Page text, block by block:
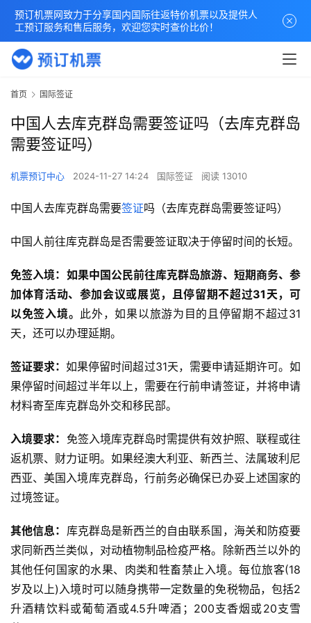
首页 国际签证
中国人去库克群岛需要签证吗（去库克群岛
需要签证吗）
机票预订中心 2024-11-27 14:24 国际签证 阅读 13010
中国人去库克群岛需要签证吗（去库克群岛需要签证吗）
‌免签入境‌：如果中国公民前往库克群岛旅游、短期商务、参
加体育活动、参加会议或展览，且停留期不超过31天，可
以免签入境。 此外，如果以旅游为目的且停留期不超过31
天，还可以办理延期‌。
‌签证要求‌：如果停留时间超过31天，需要申请延期许可。如
果停留时间超过半年以上，需要在行前申请签证，并将申请
材料寄至库克群岛外交和移民部‌。
‌入境要求‌： 免签入境库克群岛时需提供有效护照、联程或往
返机票、财力证明。如果经澳大利亚、新西兰、法属玻利尼
西亚、美国入境库克群岛，行前务必确保已办妥上述国家的
过境签证‌。
‌其他信息‌： 库克群岛是新西兰的自由联系国，海关和防疫要
求同新西兰类似，对动植物制品检疫严格。除新西兰以外的
其他任何国家的水果、肉类和牲畜禁止入境。每位旅客(18
岁及以上)入境时可以随身携带一定数量的免税物品，包括2
升酒精饮料或葡萄酒或4.5升啤酒；200支香烟或20支雪
预订机票网致力于分享国内国际往返特价机票以及提供人
工预订服务和售后服务，欢迎您实时查价比价！